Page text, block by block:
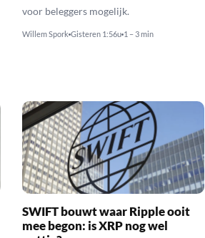
voor beleggers mogelijk.
Willem Spork Gisteren 1:56u 1 – 3 min
SWIFT bouwt waar Ripple ooit
mee begon: is XRP nog wel